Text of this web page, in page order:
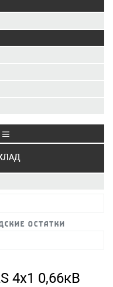
остатки
4х1 0,66кВ